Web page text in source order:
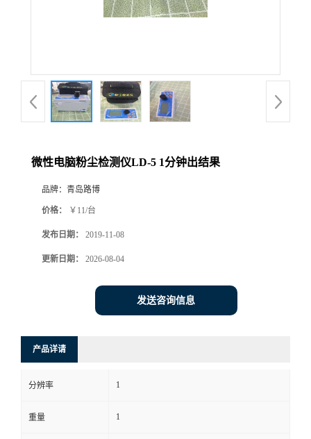
品
厅
系
方
微性电脑粉尘检测仪LD-5 1分钟出结果
品牌： 青岛路博
价格： ￥11/台
发布日期： 2019-11-08
更新日期： 2026-08-04
发送咨询信息
产品详请
分辨率 1
重量 1